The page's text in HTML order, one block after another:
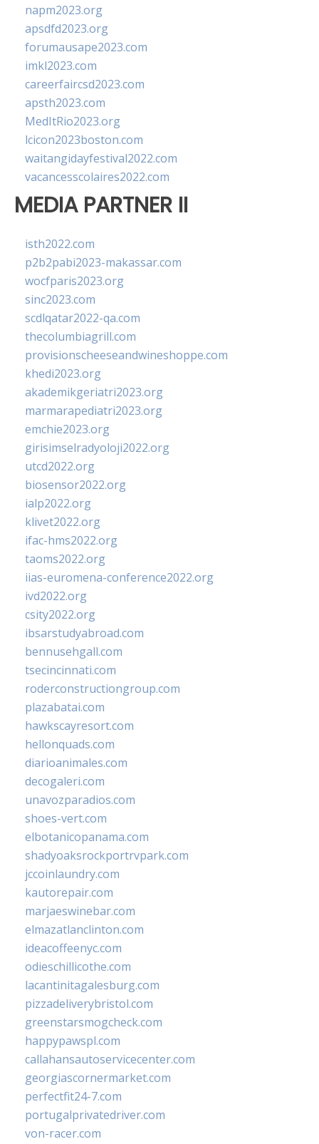
napm2023.org
apsdfd2023.org
forumausape2023.com
imkl2023.com
careerfaircsd2023.com
apsth2023.com
MedItRio2023.org
lcicon2023boston.com
waitangidayfestival2022.com
vacancesscolaires2022.com
MEDIA PARTNER II
isth2022.com
p2b2pabi2023-makassar.com
wocfparis2023.org
sinc2023.com
scdlqatar2022-qa.com
thecolumbiagrill.com
provisionscheeseandwineshoppe.com
khedi2023.org
akademikgeriatri2023.org
marmarapediatri2023.org
emchie2023.org
girisimselradyoloji2022.org
utcd2022.org
biosensor2022.org
ialp2022.org
klivet2022.org
ifac-hms2022.org
taoms2022.org
iias-euromena-conference2022.org
ivd2022.org
csity2022.org
ibsarstudyabroad.com
bennusehgall.com
tsecincinnati.com
roderconstructiongroup.com
plazabatai.com
hawkscayresort.com
hellonquads.com
diarioanimales.com
decogaleri.com
unavozparadios.com
shoes-vert.com
elbotanicopanama.com
shadyoaksrockportrvpark.com
jccoinlaundry.com
kautorepair.com
marjaeswinebar.com
elmazatlanclinton.com
ideacoffeenyc.com
odieschillicothe.com
lacantinitagalesburg.com
pizzadeliverybristol.com
greenstarsmogcheck.com
happypawspl.com
callahansautoservicecenter.com
georgiascornermarket.com
perfectfit24-7.com
portugalprivatedriver.com
von-racer.com